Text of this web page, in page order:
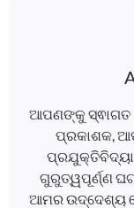
ଆପଣଙ୍କୁ ସ୍ଵାଗତ
ପ୍ରକାଶକ,
ଗୁରୁତ୍ୱପୂର୍ଣ୍ଣ
ଆମର ଉଦ୍ଦେଶ୍ୟ